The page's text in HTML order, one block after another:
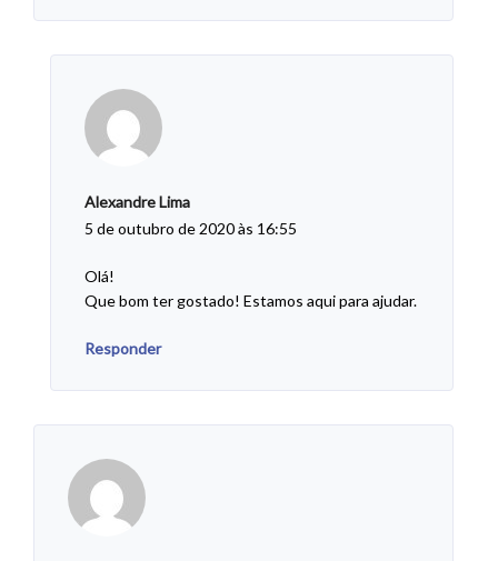
Alexandre Lima
5 de outubro de 2020 às 16:55
Olá!
Que bom ter gostado! Estamos aqui para ajudar.
Responder